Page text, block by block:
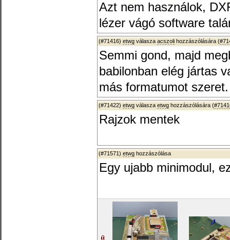
Azt nem használok,
lézer vágó software
(#71416) etwg válasza acszoli hozzászólására (
Semmi gond, majd
babilonban elég jártas
más formatumot szeret.
(#71422) etwg válasza etwg hozzászólására (
Rajzok mentek
(#71571) etwg hozzászólása
Egy ujabb minimodul,